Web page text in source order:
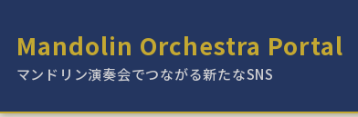
Mandolin Orchestra Portal
マンドリン演奏会でつながる新たなSNS